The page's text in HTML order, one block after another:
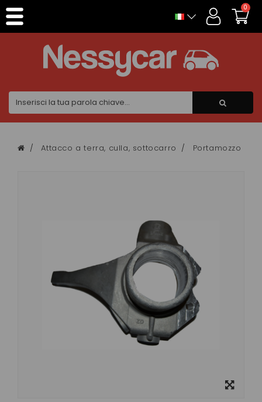
0
Attacco a terra, culla, sottocarro Portamozzo
Pannello di gestione dei cookies